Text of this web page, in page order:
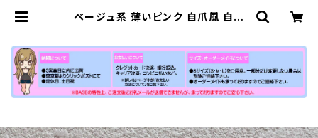
ベージュ系 薄いピンク 自爪風 自然
式】小さい爪ショートネイルチップ専
門店N-MARKET-SHORT